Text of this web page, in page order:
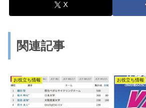
X
関連記事
お役立ち情報 お役立ち情報